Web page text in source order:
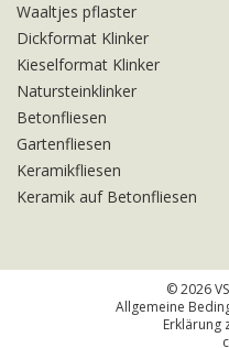
Waaltjes pflaster
Dickformat Klinker
Kieselformat Klinker
Natursteinklinker
Betonfliesen
Gartenfliesen
Keramikfliesen
Keramik auf Betonfliesen
© 2026
Allgemeine
Erklärung